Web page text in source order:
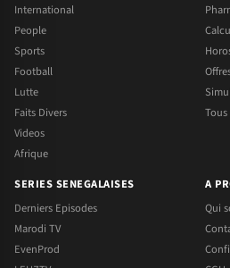
International
People
Sports
Football
Lutte
Faits Divers
Videos
Afrique
SERIES SENEGALAISES
Derniers Episodes
Marodi TV
EvenProd
A
Qui